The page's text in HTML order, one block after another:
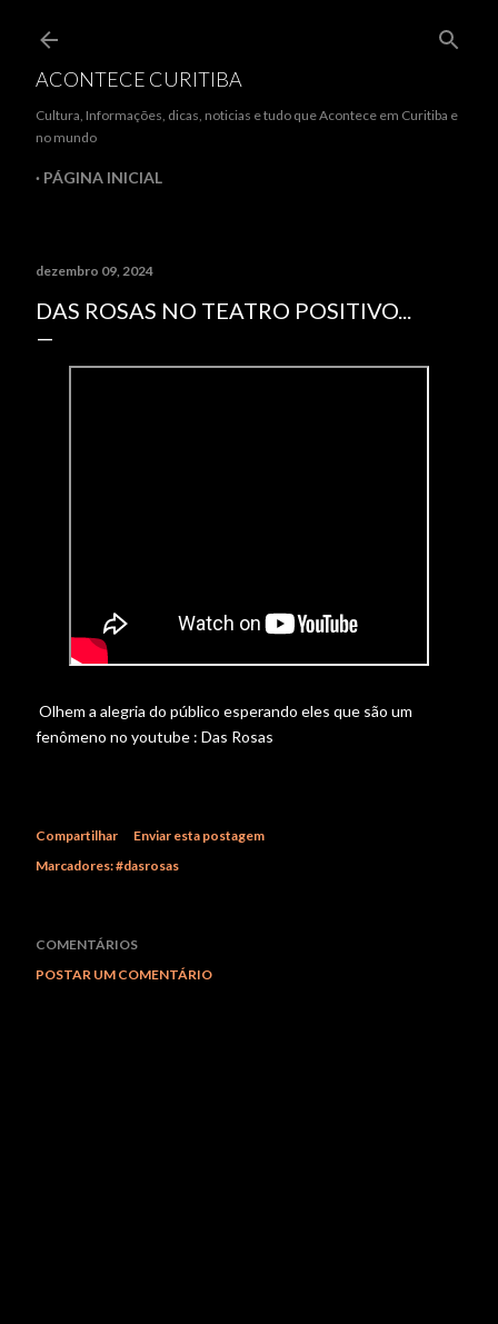
ACONTECE CURITIBA
Cultura, Informações, dicas, noticias e tudo que Acontece em Curitiba e
no mundo
PÁGINA INICIAL
dezembro 09, 2024
DAS ROSAS NO TEATRO POSITIVO...
Olhem a alegria do público esperando eles que são um
fenômeno no youtube : Das Rosas
Compartilhar
Enviar esta postagem
Marcadores:#dasrosas
COMENTÁRIOS
POSTAR UM COMENTÁRIO